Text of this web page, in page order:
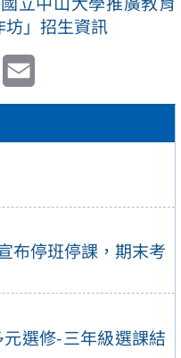
布停班停課，期末考
選修-三年級選課結
」招生資訊
Gmail